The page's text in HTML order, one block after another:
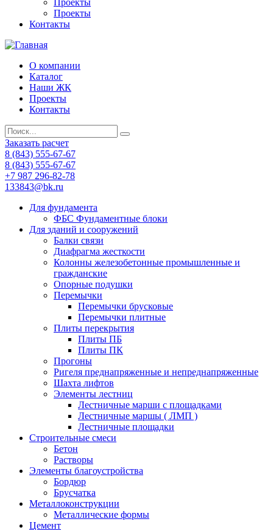
Проекты
Проекты
Контакты
О компании
Каталог
Наши ЖК
Проекты
Контакты
Заказать расчет
8 (843) 555-67-67
8 (843) 555-67-67
+7 987 296-82-78
133843@bk.ru
Для фундамента
ФБС Фундаментные блоки
Для зданий и сооружений
Балки связи
Диафрагма жесткости
Колонны железобетонные промышленные и
гражданские
Опорные подушки
Перемычки
Перемычки брусковые
Перемычки плитные
Плиты перекрытия
Плиты ПБ
Плиты ПК
Прогоны
Ригеля преднапряженные и непреднапряженные
Шахта лифтов
Элементы лестниц
Лестничные марши с площадками
Лестничные маршы ( ЛМП )
Лестничные площадки
Строительные смеси
Бетон
Растворы
Элементы благоустройства
Бордюр
Брусчатка
Металлоконструкции
Металлические формы
Цемент